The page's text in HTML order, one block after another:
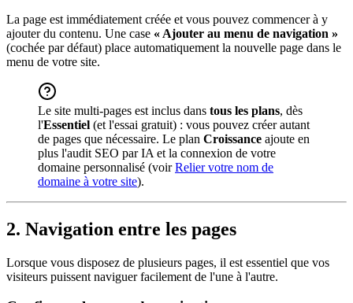
La page est immédiatement créée et vous pouvez commencer à y
ajouter du contenu. Une case « Ajouter au menu de navigation »
(cochée par défaut) place automatiquement la nouvelle page dans le
menu de votre site.
Le site multi-pages est inclus dans tous les plans, dès
l'Essentiel (et l'essai gratuit) : vous pouvez créer autant
de pages que nécessaire. Le plan Croissance ajoute en
plus l'audit SEO par IA et la connexion de votre
domaine personnalisé (voirRelier votre nom de
domaine à votre site).
2. Navigation entre les pages
Lorsque vous disposez de plusieurs pages, il est essentiel que vos
visiteurs puissent naviguer facilement de l'une à l'autre.